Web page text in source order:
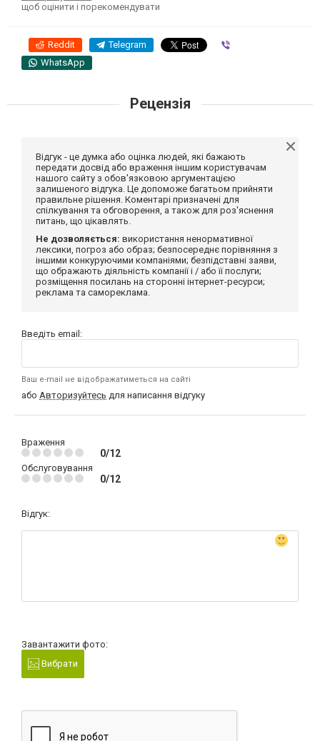
щоб оцінити і порекомендувати
Reddit Telegram
WhatsApp
Рецензія
Відгук - це думка або оцінка людей, які бажають
передати досвід або враження іншим користувачам
нашого сайту з обов'язковою аргументацією
залишеного відгука. Це допоможе багатьом прийняти
правильне рішення. Коментарі призначені для
спілкування та обговорення, а також для роз'яснення
питань, що цікавлять.
Не дозволяється: використання ненормативної
лексики, погроз або образ; безпосереднє порівняння з
іншими конкуруючими компаніями; безпідставні заяви,
що ображають діяльність компанії і / або її послуги;
розміщення посилань на сторонні інтернет-ресурси;
реклама та самореклама.
Введіть email:
Ваш e-mail не відображатиметься на сайті
або Авторизуйтесь для написання відгуку
Враження
0/12
Обслуговування
0/12
Відгук:
Завантажити фото:
Вибрати